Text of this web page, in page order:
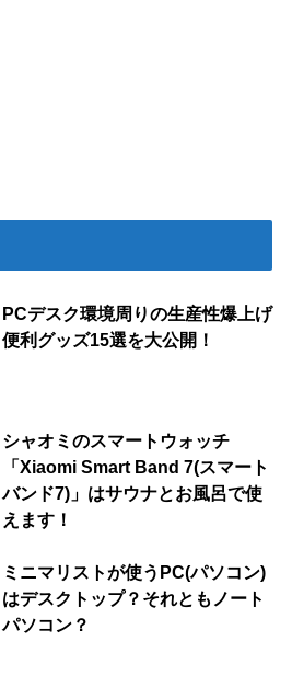
PCデスク環境周りの生産性爆上げ
便利グッズ15選を大公開！
シャオミのスマートウォッチ
「Xiaomi Smart Band 7(スマート
バンド7)」はサウナとお風呂で使
えます！
ミニマリストが使うPC(パソコン)
はデスクトップ？それともノート
パソコン？